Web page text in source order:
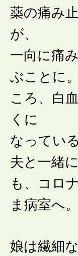
薬の痛み
が、
一向に痛
ぶことに
ころ、白
くに
なってい
夫と一緒
も、コロ
ま病室へ。
娘は繊細